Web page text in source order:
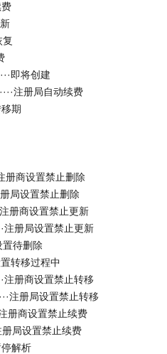
费
复
即将创建
注册局自动续费
移期
册商设置禁止删除
册局设置禁止删除
注册商设置禁止更新
注册局设置禁止更新
置待删除
置转移过程中
注册商设置禁止转移
注册局设置禁止转移
注册商设置禁止续费
册局设置禁止续费
停解析